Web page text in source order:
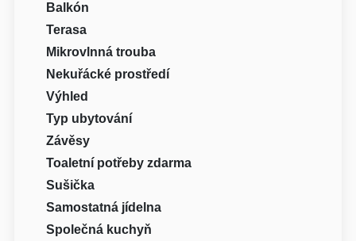
Balkón
Terasa
Mikrovlnná trouba
Nekuřácké prostředí
Výhled
Typ ubytování
Závěsy
Toaletní potřeby zdarma
Sušička
Samostatná jídelna
Společná kuchyň